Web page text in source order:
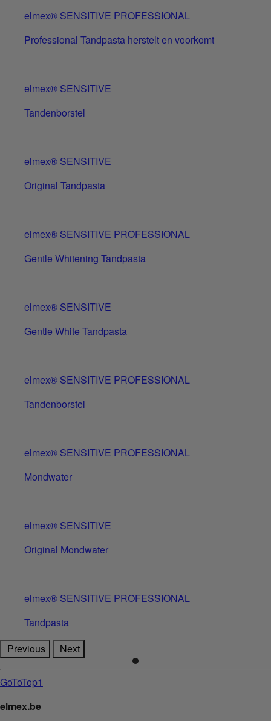
elmex® SENSITIVE PROFESSIONAL
Professional Tandpasta herstelt en voorkomt
elmex® SENSITIVE
Tandenborstel
elmex® SENSITIVE
Original Tandpasta
elmex® SENSITIVE PROFESSIONAL
Gentle Whitening Tandpasta
elmex® SENSITIVE
Gentle White Tandpasta
elmex® SENSITIVE PROFESSIONAL
Tandenborstel
elmex® SENSITIVE PROFESSIONAL
Mondwater
elmex® SENSITIVE
Original Mondwater
elmex® SENSITIVE PROFESSIONAL
Tandpasta
Previous
Next
GoToTop1
elmex.be